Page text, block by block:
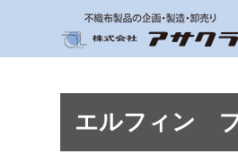
エルフィン